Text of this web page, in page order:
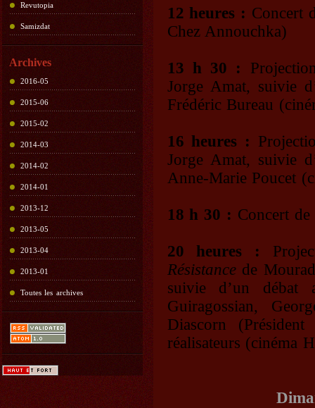
Revutopia
Samizdat
Archives
2016-05
2015-06
2015-02
2014-03
2014-02
2014-01
2013-12
2013-05
2013-04
2013-01
Toutes les archives
12 heures : Concert
Chez Annouchka)
13 h 30 :
Jorge Amat, suivie
Frédéric Bureau
16 heures :
Jorge Amat, suivie
Anne-Marie Poucet
18 h 30 : Concert
20 heures :
Résistancede
suivie d’un débat
Guiragossian,
Diascorn
réalisateurs (cinéma